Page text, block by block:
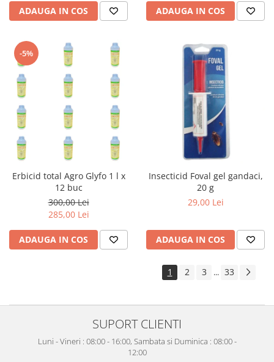
ADAUGA IN COS ADAUGA IN COS
-5%
Erbicid total Agro Glyfo 1 l x
12 buc
300,00 Lei
285,00 Lei
ADAUGA IN COS
Insecticid Foval gel gandaci,
20 g
29,00 Lei
ADAUGA IN COS
1 2 3 ... 33
SUPORT CLIENTI
Luni - Vineri : 08:00 - 16:00, Sambata si Duminica : 08:00 -
12:00